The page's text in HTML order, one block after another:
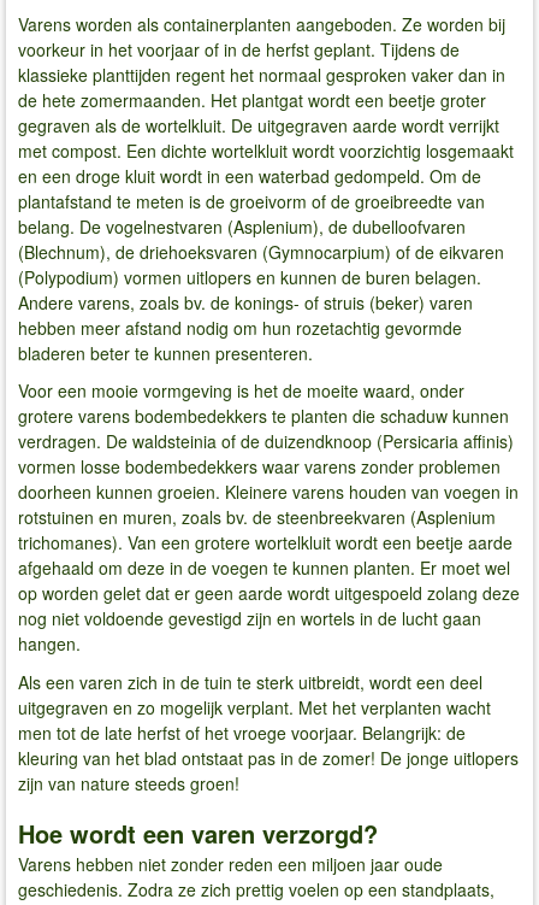
Varens worden als containerplanten aangeboden. Ze worden bij
voorkeur in het voorjaar of in de herfst geplant. Tijdens de
klassieke planttijden regent het normaal gesproken vaker dan in
de hete zomermaanden. Het plantgat wordt een beetje groter
gegraven als de wortelkluit. De uitgegraven aarde wordt verrijkt
met compost. Een dichte wortelkluit wordt voorzichtig losgemaakt
en een droge kluit wordt in een waterbad gedompeld. Om de
plantafstand te meten is de groeivorm of de groeibreedte van
belang. De vogelnestvaren (Asplenium), de dubelloofvaren
(Blechnum), de driehoeksvaren (Gymnocarpium) of de eikvaren
(Polypodium) vormen uitlopers en kunnen de buren belagen.
Andere varens, zoals bv. de konings- of struis (beker) varen
hebben meer afstand nodig om hun rozetachtig gevormde
bladeren beter te kunnen presenteren.
Voor een mooie vormgeving is het de moeite waard, onder
grotere varens bodembedekkers te planten die schaduw kunnen
verdragen. De waldsteinia of de duizendknoop (Persicaria affinis)
vormen losse bodembedekkers waar varens zonder problemen
doorheen kunnen groeien. Kleinere varens houden van voegen in
rotstuinen en muren, zoals bv. de steenbreekvaren (Asplenium
trichomanes). Van een grotere wortelkluit wordt een beetje aarde
afgehaald om deze in de voegen te kunnen planten. Er moet wel
op worden gelet dat er geen aarde wordt uitgespoeld zolang deze
nog niet voldoende gevestigd zijn en wortels in de lucht gaan
hangen.
Als een varen zich in de tuin te sterk uitbreidt, wordt een deel
uitgegraven en zo mogelijk verplant. Met het verplanten wacht
men tot de late herfst of het vroege voorjaar. Belangrijk: de
kleuring van het blad ontstaat pas in de zomer! De jonge uitlopers
zijn van nature steeds groen!
Hoe wordt een varen verzorgd?
Varens hebben niet zonder reden een miljoen jaar oude
geschiedenis. Zodra ze zich prettig voelen op een standplaats,